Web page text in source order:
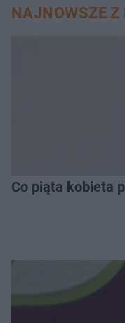
NAJNOWSZE
Co piąta kobieta